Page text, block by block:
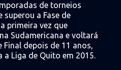
de torneios
superou a Fase de
primeira vez que
Sudamericana e voltará
Final depois de 11 anos,
Liga de Quito em 2015.